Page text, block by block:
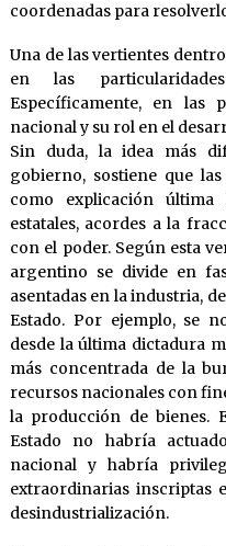
coordenadas para
Una de las vertientes
en las
Específicamente, en las
nacional y su rol en el
Sin duda, la idea más
gobierno, sostiene que
como explicación
estatales, acordes a la
con el poder. Según esta
argentino se divide en
asentadas en la industria,
Estado. Por ejemplo, se
desde la última dictadura
más concentrada de la
recursos nacionales con
la producción de bienes.
Estado no habría
nacional y habría
extraordinarias inscriptas
desindustrialización.